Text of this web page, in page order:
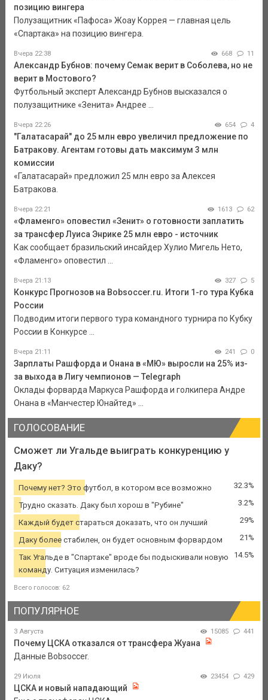
позицию вингера
Полузащитник «Пафоса» Жоау Коррея — главная цель
«Спартака» на позицию вингера.
Вчера 22:38 668 11
Александр Бубнов: почему Семак верит в Соболева, но не
верит в Мостового?
Футбольный эксперт Александр Бубнов высказался о
полузащитнике «Зенита» Андрее ...
Вчера 22:26 654 4
"Галатасарай" до 25 млн евро увеличил предложение по
Батракову. Агентам готовы дать максимум 3 млн
комиссии
«Галатасарай» предложил 25 млн евро за Алексея
Батракова.
Вчера 22:21 1613 62
«Фламенго» оповестил «Зенит» о готовности заплатить
за трансфер Луиса Энрике 25 млн евро - источник
Как сообщает бразильский инсайдер Хулио Мигель Нето,
«Фламенго» оповестил ...
Вчера 21:13 327 5
Конкурс Прогнозов на Bobsoccer.ru. Итоги 1-го тура Кубка
России
Подводим итоги первого тура командного турнира по Кубку
России в Конкурсе ...
Вчера 21:11 241 0
Зарплаты Рашфорда и Онана в «МЮ» выросли на 25% из-
за выхода в Лигу чемпионов — Telegraph
Оклады форварда Маркуса Рашфорда и голкипера Андре
Онана в «Манчестер Юнайтед» ...
ГОЛОСОВАНИЕ
Сможет ли Угальде выиграть конкуренцию у
Даку?
Почему нет? Это футбол, в котором все возможно 32.3%
Трудно сказать. Даку был хорош в "Рубине" 3.2%
Каждый будет стараться доказать, что он лучший 29%
Даку более стабилен, он будет основным форвардом 21%
Так Угальде в "Спартаке" вроде бы подыскивали новую
команду. Ситуация изменилась?
14.5%
Всего голосов: 62
ПОПУЛЯРНОЕ
3 Августа 15085 441
Почему ЦСКА отказался от трансфера Жуана
Данные Bobsoccer.
29 Июля 23454 429
ЦСКА и новый нападающий